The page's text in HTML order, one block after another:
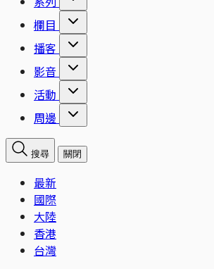
欄目
播客
影音
活動
周邊
搜尋 關閉
最新
國際
大陸
香港
台灣